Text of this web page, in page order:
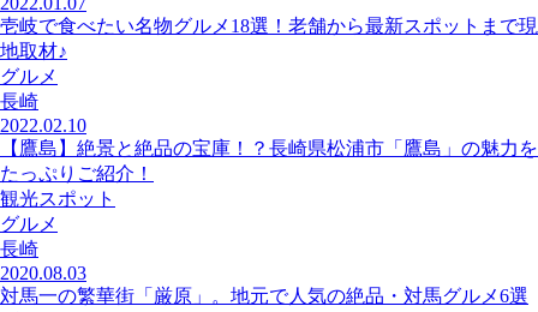
壱岐で食べたい名物グルメ18選！老舗から最新スポットまで現
地取材♪
グルメ
長崎
2022.02.10
【鷹島】絶景と絶品の宝庫！？長崎県松浦市「鷹島」の魅力を
たっぷりご紹介！
観光スポット
グルメ
長崎
2020.08.03
対馬一の繁華街「厳原」。地元で人気の絶品・対馬グルメ6選